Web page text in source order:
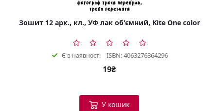
Зошит 12 арк., кл., УФ лак об'ємний, Kite One color
Є в наявності ISBN: 4063276364296
19₴
У кошик